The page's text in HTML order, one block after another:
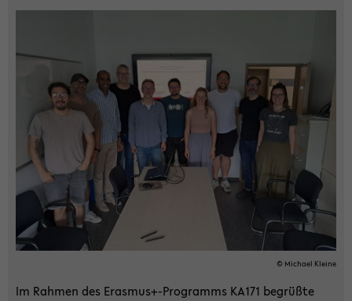
© Mi­cha­el Klei­ne
Im Rah­men des Eras­mus+-​Programms KA171 be­grüß­te